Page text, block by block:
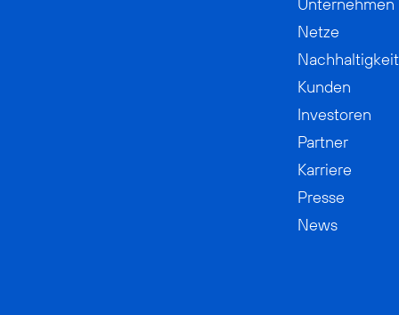
Netze
Nachhaltigkeit
Kunden
Investoren
Partner
Karriere
Presse
News